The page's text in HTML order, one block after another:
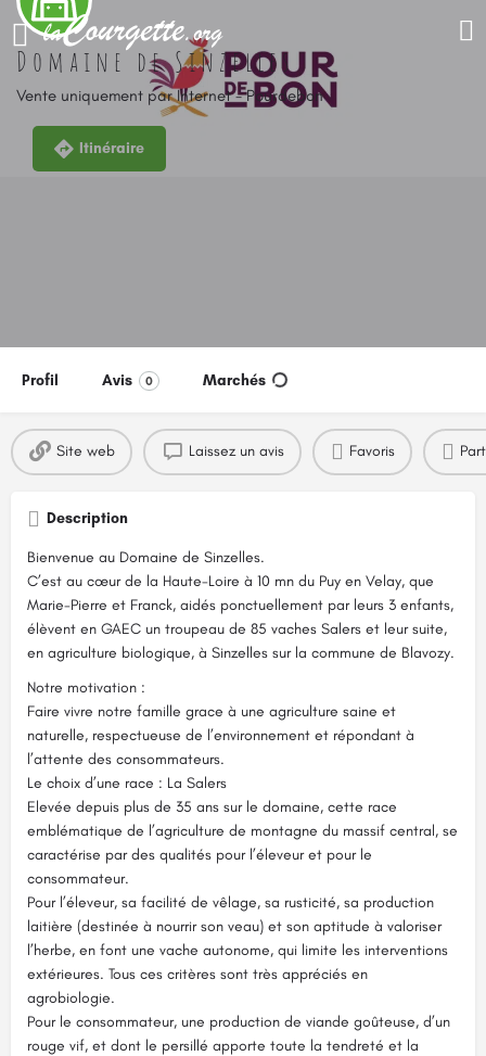
Domaine de Sinzelles
Vente uniquement par Internet - Pourdebon
Itinéraire
Profil Avis 0 Marchés
Site web Laissez un avis Favoris
Description
Bienvenue au Domaine de Sinzelles.
C’est au cœur de la Haute-Loire à 10 mn du Puy en Velay, que
Marie-Pierre et Franck, aidés ponctuellement par leurs 3 enfants,
élèvent en GAEC un troupeau de 85 vaches Salers et leur suite,
en agriculture biologique, à Sinzelles sur la commune de Blavozy.
Notre motivation :
Faire vivre notre famille grace à une agriculture saine et
naturelle, respectueuse de l’environnement et répondant à
l’attente des consommateurs.
Le choix d’une race : La Salers
Elevée depuis plus de 35 ans sur le domaine, cette race
emblématique de l’agriculture de montagne du massif central, se
caractérise par des qualités pour l’éleveur et pour le
consommateur.
Pour l’éleveur, sa facilité de vêlage, sa rusticité, sa production
laitière (destinée à nourrir son veau) et son aptitude à valoriser
l’herbe, en font une vache autonome, qui limite les interventions
extérieures. Tous ces critères sont très appréciés en
agrobiologie.
Pour le consommateur, une production de viande goûteuse, d’un
rouge vif, et dont le persillé apporte toute la tendreté et la